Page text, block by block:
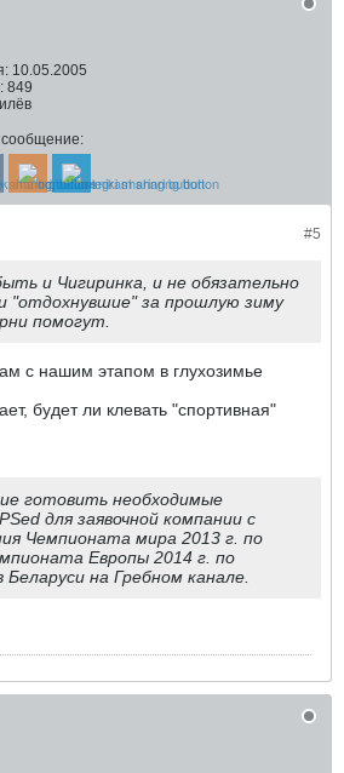
10.05.2005
849
#5
и Чигиринка, и не обязательно
"отдохнувшие" за прошлую зиму
помогут.
с нашим этапом в глухозимье
будет ли клевать "спортивная"
готовить необходимые
для заявочной компании c
Чемпионата мира 2013 г. по
Европы 2014 г. по
Беларуси на Гребном канале.